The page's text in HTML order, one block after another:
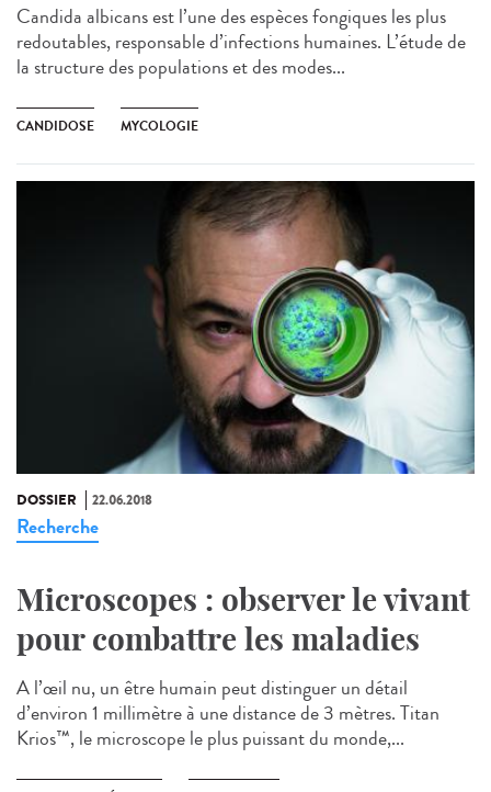
Candida albicans est l’une des espèces fongiques les plus
redoutables, responsable d’infections humaines. L’étude de
la structure des populations et des modes...
CANDIDOSE MYCOLOGIE
DOSSIER 22.06.2018
Recherche
Microscopes : observer le vivant
pour combattre les maladies
A l’œil nu, un être humain peut distinguer un détail
d’environ 1 millimètre à une distance de 3 mètres. Titan
Krios™, le microscope le plus puissant du monde,...